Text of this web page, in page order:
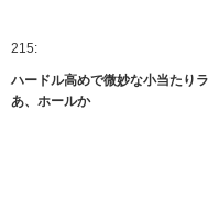
215:
ハードル高めで微妙な小当たり
あ、ホールか